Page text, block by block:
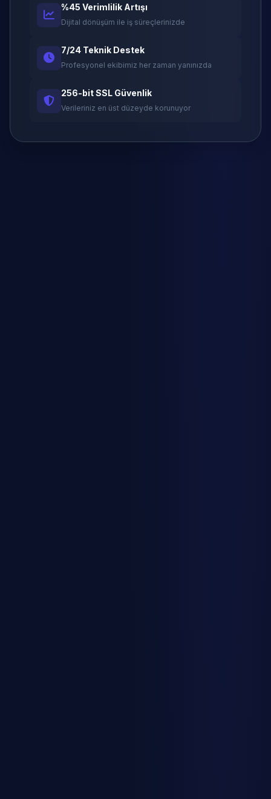
%45 Verimlilik Artışı
Dijital dönüşüm ile iş süreçlerinizde
7/24 Teknik Destek
Profesyonel ekibimiz her zaman yanınızda
256-bit SSL Güvenlik
Verileriniz en üst düzeyde korunuyor